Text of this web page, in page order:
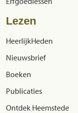
Lezen
HeerlijkHeden
Nieuwsbrief
Boeken
Publicaties
Ontdek Heemstede